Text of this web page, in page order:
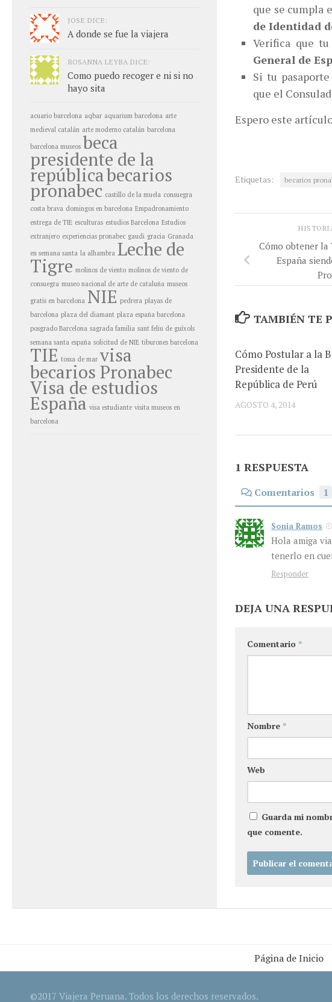
que se cumpla
de Identidad
Verifica que
General de
Si tu
que el
Espero este
Etiquetas: becarios
Cómo obtener la
España
TAMBIÉN TE
Cómo Postular a la
Presidente de la
República de Perú
AGOSTO 4, 2014
1 RESPUESTA
Comentarios 1
Sonia Ramos
Hola amiga
tenerlo en
Responder
DEJA UNA
Comentario *
Nombre *
Web
Guarda mi
que comente.
JOSE DICE:
A donde se fue la viajera
ROSANNA LEYBA DICE:
Como puedo recoger e ni si no
hayo sita
acuario barcelona aqbar aquarium barcelona arte
medieval catalán arte moderno catalán barcelona
barcelona museos beca
presidente de la
repúblicabecarios
pronabec castillo de la muela consuegra
costa brava domingos en barcelona Empadronamiento
entrega de TIE esculturas estudios Barcelona Estudios
extranjero experiencias pronabec gaudi gracia Granada
en semana santa la alhambra Leche de
Tigre molinos de viento molinos de viento de
consuegra museo nacional de arte de cataluña museos
gratis en barcelona NIE pedrera playas de
barcelona plaza del diamant plaza españa barcelona
posgrado Barcelona sagrada familia sant feliu de guíxols
semana santa españa solicitud de NIE tiburones barcelona
TIE tossa de mar visa
becarios Pronabec
Visa de estudios
España visa estudiante visita museos en
barcelona
Página de Inicio
©2017 Viajera Peruana. Todos los derechos reservados.